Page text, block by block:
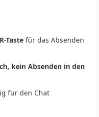
Taste für das Absenden
kein Absenden in den
für den Chat